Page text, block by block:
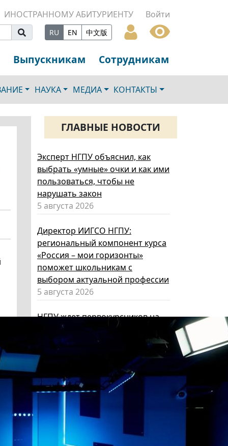
ИНОСТРАННОМУ АБИТУРИЕНТУ Войти
RU EN 中文版
Выпускникам Сотрудникам
НАУКА МЕДИА КОНТАКТЫ
ГЛАВНЫЕ НОВОСТИ
Эксперт НГПУ объяснил, как
выбрать «умные» очки и как ими
пользоваться, чтобы не
нарушать закон
5 августа 2026
Директор ИИГСО НГПУ:
региональный компонент курса
«Россия – мои горизонты»
поможет школьникам с
выбором актуальной профессии
5 августа 2026
НГПУ ждет первокурсников на
собрания по зачислению
4 августа 2026
В НГПУ состоялось зачисление
первокурсников по целевой,
отдельной и особой квотам
3 августа 2026
Сергей Кравцов: в курс «Россия –
мои горизонты» с 2026/27